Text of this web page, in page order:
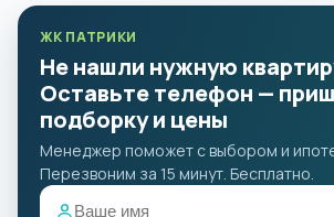
ЖК ПАТРИКИ
Не нашли нужную
Оставьте телефон —
подборку и цены
Менеджер поможет с выбором и
Перезвоним за 15 минут. Бесплатно.